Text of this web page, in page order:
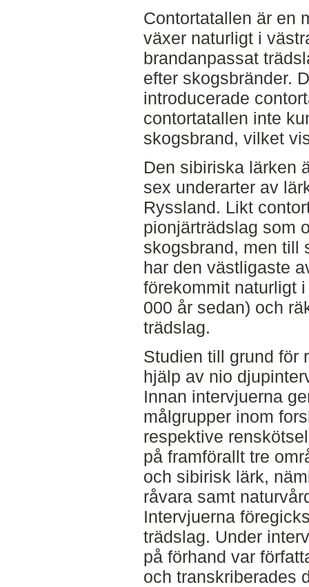
Contortatallen är en
växer naturligt i
brandanpassat
efter skogsbränder.
introducerade
contortatallen inte
skogsbrand, vilket
Den sibiriska lärken
sex underarter av
Ryssland. Likt
pionjärträdslag som
skogsbrand, men till
har den västligaste
förekommit naturligt
000 år sedan) och
trädslag.
Studien till grund för
hjälp av nio
Innan intervjuerna
målgrupper inom
respektive
på framförallt tre
och sibirisk lärk,
råvara samt
Intervjuerna
trädslag. Under
på förhand var
och transkriberades